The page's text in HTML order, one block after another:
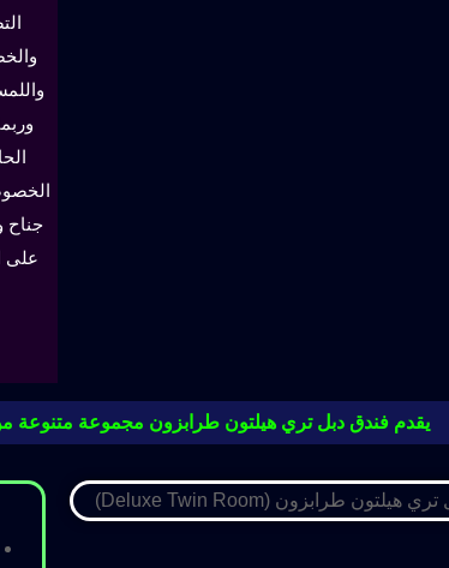
جناح
على
يقدم فندق دبل تري هيلتون طرابزون مجموعة متنوعة من